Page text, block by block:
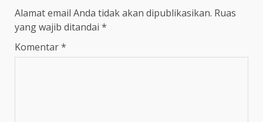
Alamat email Anda tidak akan dipublikasikan. Ruas
yang wajib ditandai *
Komentar*